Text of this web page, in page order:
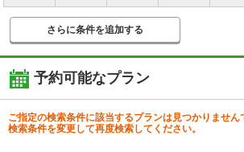
さらに条件を追加する
予約可能なプラン
ご指定の検索条件に該当するプランは見つかりません
検索条件を変更して再度検索してください。